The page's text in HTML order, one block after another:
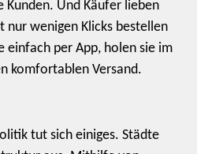
Kunden. Und Käufer lieben
nur wenigen Klicks bestellen
einfach per App, holen sie im
komfortablen Versand.
tut sich einiges. Städte